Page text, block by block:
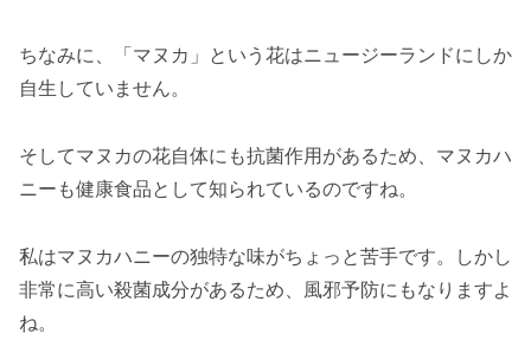
ちなみに、「マヌカ」という花はニュージーランドにしか
自生していません。
そしてマヌカの花自体にも抗菌作用があるため、マヌカハ
ニーも健康食品として知られているのですね。
私はマヌカハニーの独特な味がちょっと苦手です。しかし
非常に高い殺菌成分があるため、風邪予防にもなりますよ
ね。